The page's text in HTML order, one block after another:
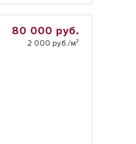
80 000 руб.
2 000 руб./м²